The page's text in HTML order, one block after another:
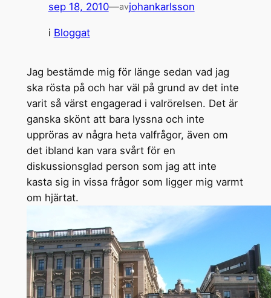
sep 18, 2010—avjohankarlsson
i Bloggat
Jag bestämde mig för länge sedan vad jag
ska rösta på och har väl på grund av det inte
varit så värst engagerad i valrörelsen. Det är
ganska skönt att bara lyssna och inte
uppröras av några heta valfrågor, även om
det ibland kan vara svårt för en
diskussionsglad person som jag att inte
kasta sig in vissa frågor som ligger mig varmt
om hjärtat.